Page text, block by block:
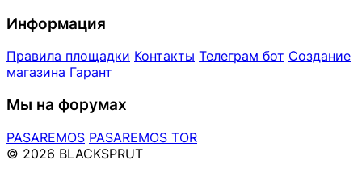
Информация
Правила площадки Контакты Телеграм бот Создание
магазина Гарант
Мы на форумах
PASAREMOS PASAREMOS TOR
© 2026 BLACKSPRUT